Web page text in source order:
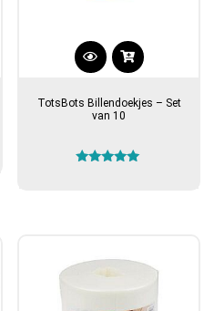
TotsBots Billendoekjes – Set
van 10